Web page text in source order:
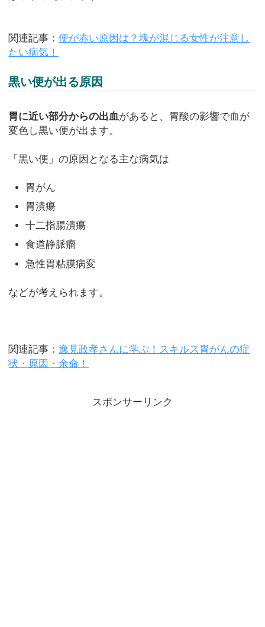
関連記事：便が赤い原因は？塊が混じる女性が注意し
たい病気！
黒い便が出る原因
胃に近い部分からの出血があると、胃酸の影響で血が
変色し黒い便が出ます。
「黒い便」の原因となる主な病気は
胃がん
胃潰瘍
十二指腸潰瘍
食道静脈瘤
急性胃粘膜病変
などが考えられます。
関連記事：逸見政孝さんに学ぶ！スキルス胃がんの症
状・原因・余命！
スポンサーリンク